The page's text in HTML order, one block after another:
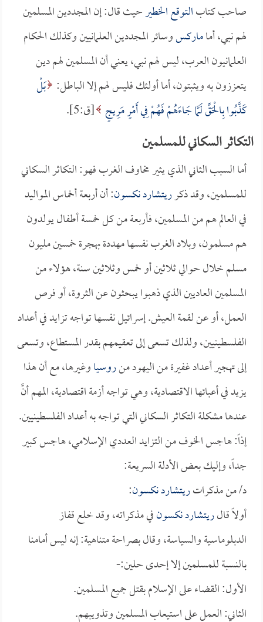
صاحب كتابالتوقع الخطيرحيث قال: إن المجددين المسلمين
لهم نبي، أماماركسوسائر المجددين العلمانيين وكذلك الحكام
العلمانيون العرب، ليس لهم نبي، يعني أن المسلمين لهم دين
يتعززون به ويثبتون، أما أولئك فليس لهم إلا الباطل: بَلْ
كَذَّبُوا بِالْحَقِّ لَمَّا جَاءَهُمْ فَهُمْ فِي أَمْرٍ مَرِيجٍ [ق:5].
التكاثر السكاني للمسلمين
أما السبب الثاني الذي يثير مخاوف الغرب فهو: التكاثر السكاني
للمسلمين، وقد ذكرريتشارد نكسون: أن أربعة أخماس المواليد
في العالم هم من المسلمين، فأربعة من كل خمسة أطفال يولدون
هم مسلمون، وبلاد الغرب نفسها مهددة بهجرة خمسين مليون
مسلم خلال حوالي ثلاثين أو خمس وثلاثين سنة، هؤلاء من
المسلمين العاديين الذي ذهبوا يبحثون عن الثروة، أو فرص
العمل، أو عن لقمة العيش. إسرائيل نفسها تواجه تزايد في أعداد
الفلسطينيين، ولذلك تسعى إلى تعقيمهم بقدر المستطاع، وتسعى
إلى تهجير أعداد غفيرة من اليهود منروسياوغيرها، مع أن هذا
يزيد في أعبائها الاقتصادية، وهي تواجه أزمة اقتصادية، المهم أنَّ
عندها مشكلة التكاثر السكاني التي تواجه به أعداد الفلسطينيين.
إذاً: هاجس الخوف من التزايد العددي الإسلامي، هاجس كبير
جداً، وإليك بعض الأدلة السريعة:
د/ من مذكراتريتشارد نكسون:
أولاً قالريتشارد نكسونفي مذكراته، وقد خلع قفاز
الدبلوماسية والسياسة، وقال بصراحة متناهية: إنه ليس أمامنا
بالنسبة للمسلمين إلا إحدى حلين:-
الأول: القضاء على الإسلام بقتل جميع المسلمين.
الثاني: العمل على استيعاب المسلمين وتذويبهم.